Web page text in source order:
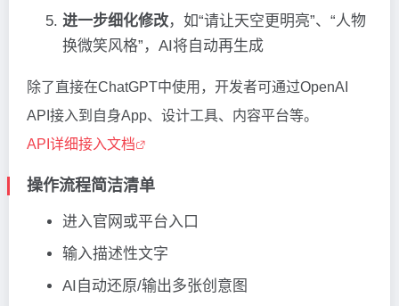
进一步细化修改，如“请让天空更明亮”、“人物
换微笑风格”，AI将自动再生成
除了直接在ChatGPT中使用，开发者可通过OpenAI
API接入到自身App、设计工具、内容平台等。
API详细接入文档
操作流程简洁清单
进入官网或平台入口
输入描述性文字
AI自动还原/输出多张创意图